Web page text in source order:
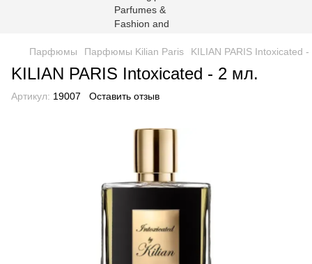
Парфюмы Парфюмы Kilian Paris KILIAN PARIS Intoxicated
KILIAN PARIS Intoxicated - 2 мл.
Артикул: 19007 Оставить отзыв